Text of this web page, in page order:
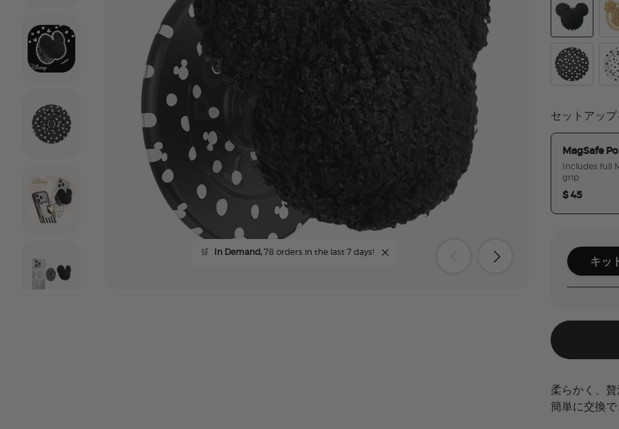
🛒 In Demand,78 orders in the last 7 days!
セットアッ
MagSafe
Includes full
grip
$ 45
キッ
柔らかく、
簡単に交換